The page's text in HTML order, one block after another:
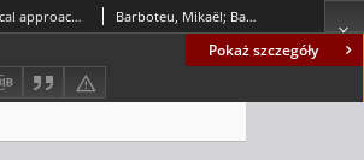
Pokaż szczegóły
An analytical and numerical approach to a bilateral contact problem with nonmonotone friction Barboteu, Mikaël; Bartosz, Krzysztof; Kalita, Piotr